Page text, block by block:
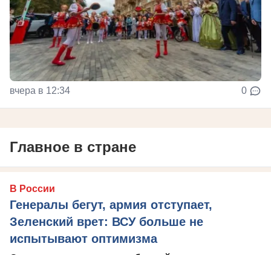
вчера в 12:34 0
Главное в стране
В России
Генералы бегут, армия отступает,
Зеленский врет: ВСУ больше не
испытывают оптимизма